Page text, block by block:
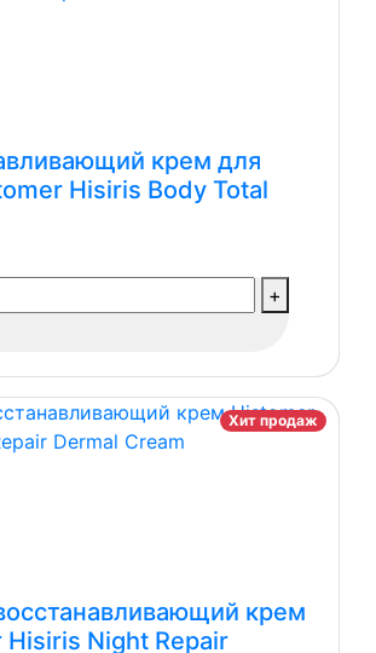
крем для
Hisiris Body Total
+
Хит продаж
крем
Hisiris Night Repair